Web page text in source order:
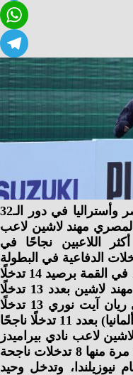
على الرغم من غيابه عن مباراة مصر وأستراليا في دور الـ32
مهند لاشين لاعب
اللاعبين نجاحًا في
وجاء خوان كاسيريس من باراجواي)، في القمة برصيد 14 تدخلًا
ناجحًا، وفي المركز الثاني المصري مهند لاشين بعدد 13 تدخلًا
ناجحًا، وفي المركز الثالث الجزائري ريان آيت نوري 13 تدخلًا
لاعب نادي بيراميدز
في القائمة بعدما استخلص الكرة 13 مرة منها 8 تدخلات ناجحة
أمام نيوزيلندا، وتدخل وحيد